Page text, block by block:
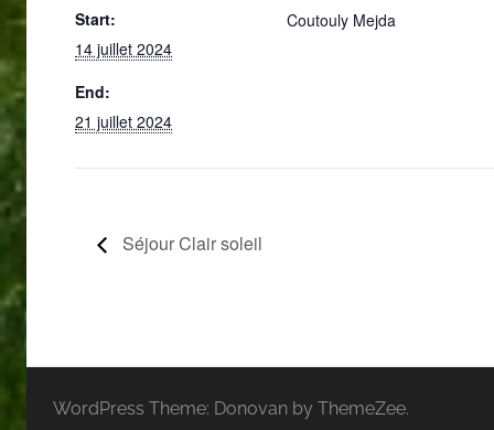
Start:
14 juillet 2024
End:
21 juillet 2024
Coutouly Mejda
Séjour Clair soleil
WordPress Theme: Donovan by ThemeZee.